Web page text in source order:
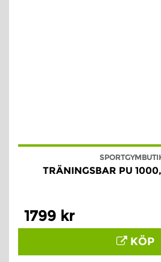
TRÄNINGSBAR PU
1799 kr
KÖP